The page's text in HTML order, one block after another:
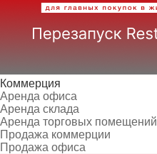
Коммерция
Аренда офиса
Аренда склада
Аренда торговых помещений
Продажа коммерции
Продажа офиса